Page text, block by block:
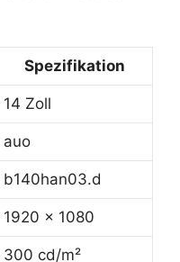
Spezifikation
14 Zoll
auo
b140han03.d
1920 x 1080
300 cd/m²